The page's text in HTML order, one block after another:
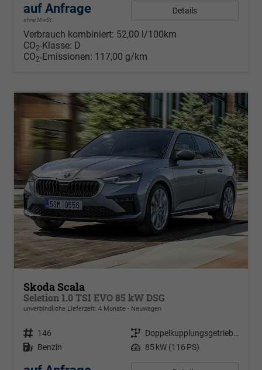
auf Anfrage
ohne MwSt.
Details
Verbrauch kombiniert: 52,00 l/100km
CO2-Klasse: D
CO2-Emissionen: 117,00 g/km
Skoda Scala
Seletion 1.0 TSI EVO 85 kW DSG
unverbindliche Lieferzeit: 4 Monate Neuwagen
Fahrzeugnr. 146 Getriebe
Doppelkupplungsgetriebe (DSG)
Kraftstoff Benzin Leistung 85 kW (116 PS)